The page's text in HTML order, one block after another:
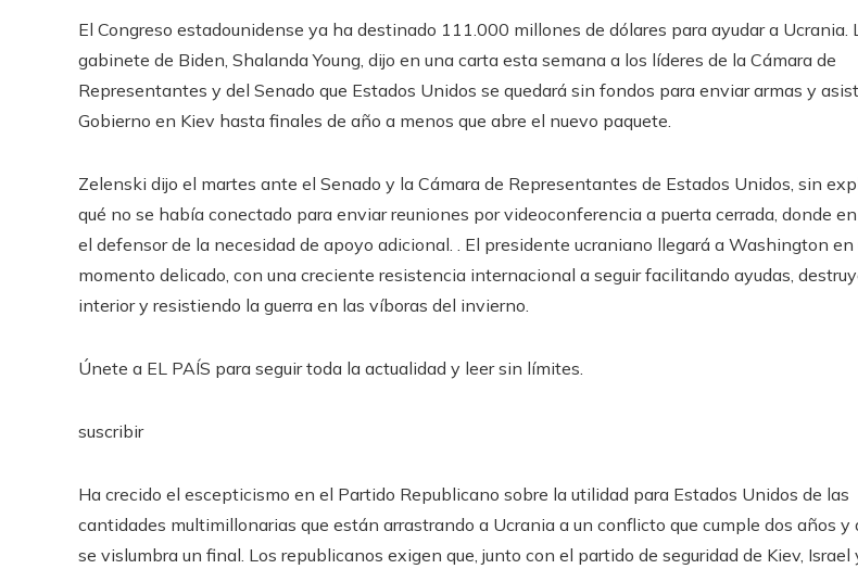
El Congreso estadounidense ya ha destinado 111.000 millones de dólares para ayudar a Ucrania.
gabinete de Biden, Shalanda Young, dijo en una carta esta semana a los líderes de la Cámara de
Representantes y del Senado que Estados Unidos se quedará sin fondos para enviar armas y
Gobierno en Kiev hasta finales de año a menos que abre el nuevo paquete.
Zelenski dijo el martes ante el Senado y la Cámara de Representantes de Estados Unidos, sin
qué no se había conectado para enviar reuniones por videoconferencia a puerta cerrada, donde
el defensor de la necesidad de apoyo adicional. . El presidente ucraniano llegará a Washington en
momento delicado, con una creciente resistencia internacional a seguir facilitando ayudas,
interior y resistiendo la guerra en las víboras del invierno.
Únete a EL PAÍS para seguir toda la actualidad y leer sin límites.
suscribir
Ha crecido el escepticismo en el Partido Republicano sobre la utilidad para Estados Unidos de las
cantidades multimillonarias que están arrastrando a Ucrania a un conflicto que cumple dos años y
se vislumbra un final. Los republicanos exigen que, junto con el partido de seguridad de Kiev, Israel